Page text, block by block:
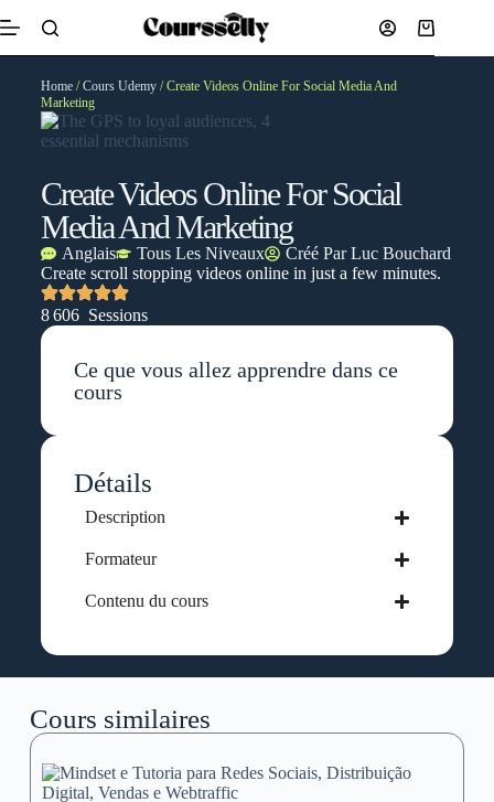
Home/Cours Udemy/ Create Videos Online For Social Media And
Marketing
Create Videos Online For Social
Media And Marketing
Anglais Tous Les Niveaux Créé ParLuc Bouchard
Create scroll stopping videos online in just a few minutes.
8 606 Sessions
Ce que vous allez apprendre dans ce
cours
Détails
Description
Formateur
Contenu du cours
Cours similaires